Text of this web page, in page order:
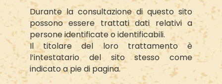
Durante la consultazione di questo sito
possono essere trattati dati relativi a
persone identificate o identificabili.
Il titolare del loro trattamento è
l’intestatario del sito stesso come
indicato a pie di pagina.